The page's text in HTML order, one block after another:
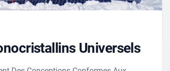
Universels